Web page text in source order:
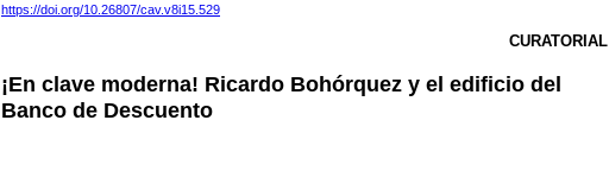
https://doi.org/10.26807/cav.v8i15.529
CURATORIAL
¡En clave moderna! Ricardo Bohórquez y el edificio del
Banco de Descuento